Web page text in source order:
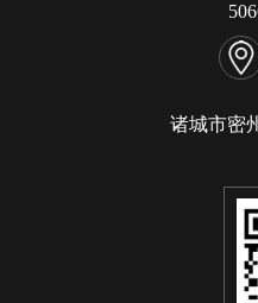
诸城市密